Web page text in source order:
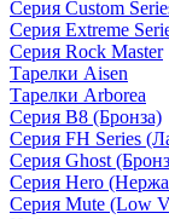
Серия Custom
Серия Extreme
Серия Rock Master
Тарелки Aisen
Тарелки Arborea
Серия B8 (Бронза)
Серия FH Series
Серия Ghost
Серия Hero
Серия Mute (Low